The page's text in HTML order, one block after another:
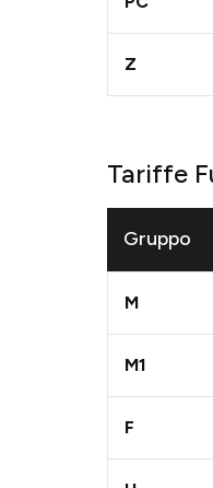
Z
Tariffe
Gruppo
M
M1
F